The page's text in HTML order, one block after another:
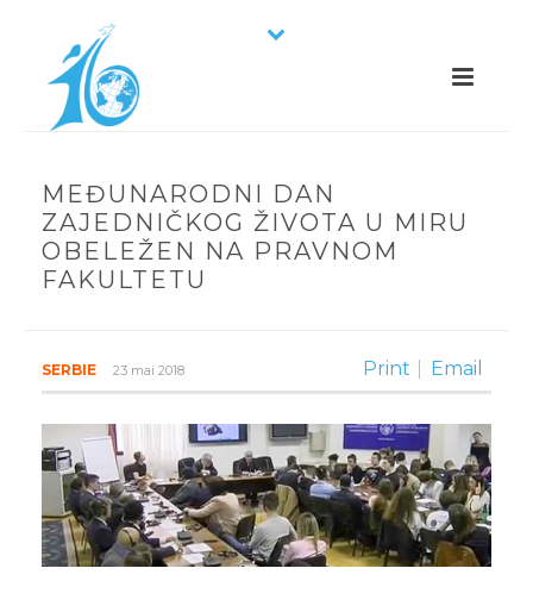
MEĐUNARODNI DAN
ZAJEDNIČKOG ŽIVOTA U MIRU
OBELEŽEN NA PRAVNOM
FAKULTETU
Print Email
SERBIE 23 mai 2018